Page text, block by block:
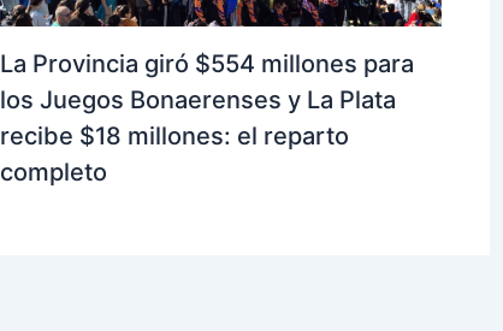
La Provincia giró $554 millones para
los Juegos Bonaerenses y La Plata
recibe $18 millones: el reparto
completo